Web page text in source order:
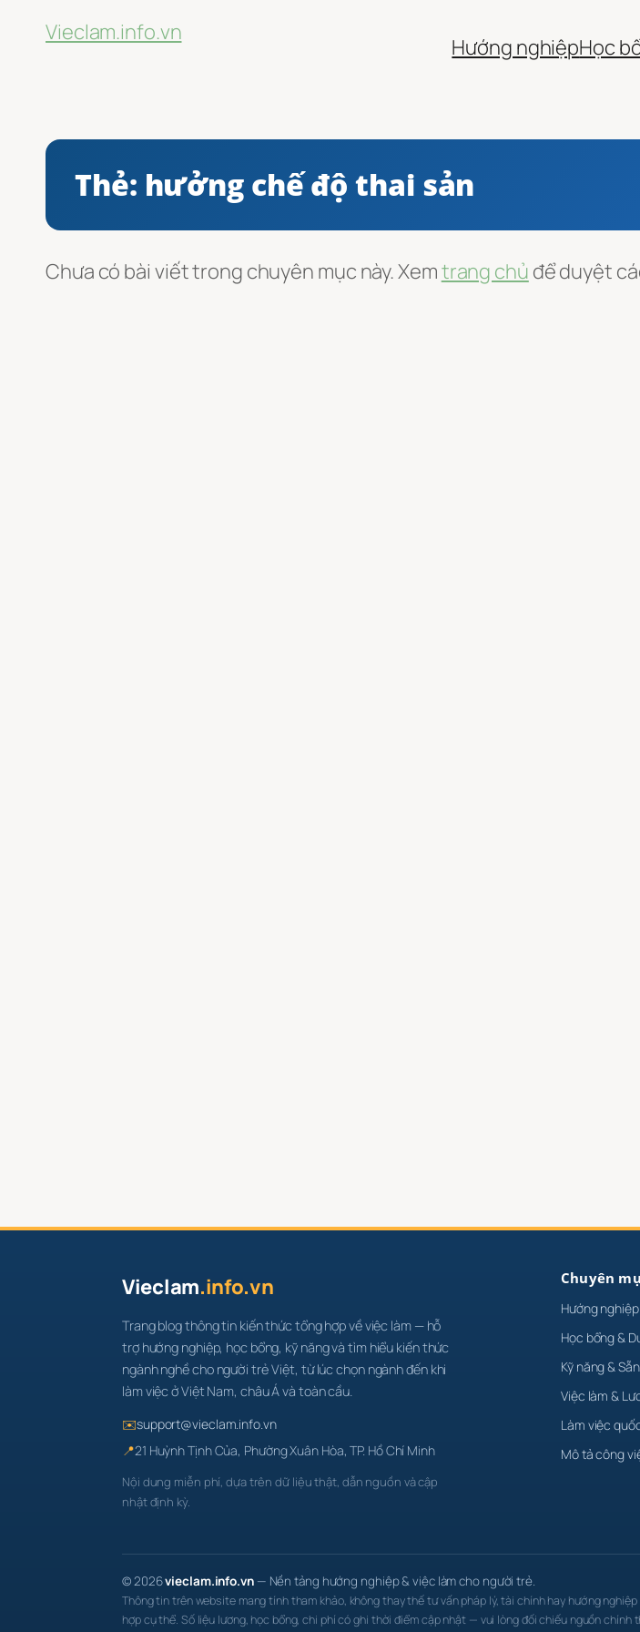
Vieclam.info.vn
Hướng nghiệpHọc
Thẻ: hưởng chế độ thai sản
Chưa có bài viết trong chuyên mục này. Xemtrang chủ để duyệt
Vieclam.info.vn
Trang blog thông tin kiến thức tổng hợp về việc làm — hỗ
trợ hướng nghiệp, học bổng, kỹ năng và tìm hiểu kiến thức
ngành nghề cho người trẻ Việt, từ lúc chọn ngành đến khi
làm việc ở Việt Nam, châu Á và toàn cầu.
✉️support@vieclam.info.vn
📍21 Huỳnh Tịnh Của, Phường Xuân Hòa, TP. Hồ Chí Minh
Nội dung miễn phí, dựa trên dữ liệu thật, dẫn nguồn và cập
nhật định kỳ.
Chuyên
Hướng
Học bổng &
Kỹ năng &
Việc làm &
Làm việc
Mô tả công
© 2026vieclam.info.vn— Nền tảng hướng nghiệp & việc làm cho người trẻ.
Thông tin trên website mang tính tham khảo, không thay thế tư vấn pháp lý, tài chính hay hướng
hợp cụ thể. Số liệu lương, học bổng, chi phí có ghi thời điểm cập nhật — vui lòng đối chiếu nguồn chính